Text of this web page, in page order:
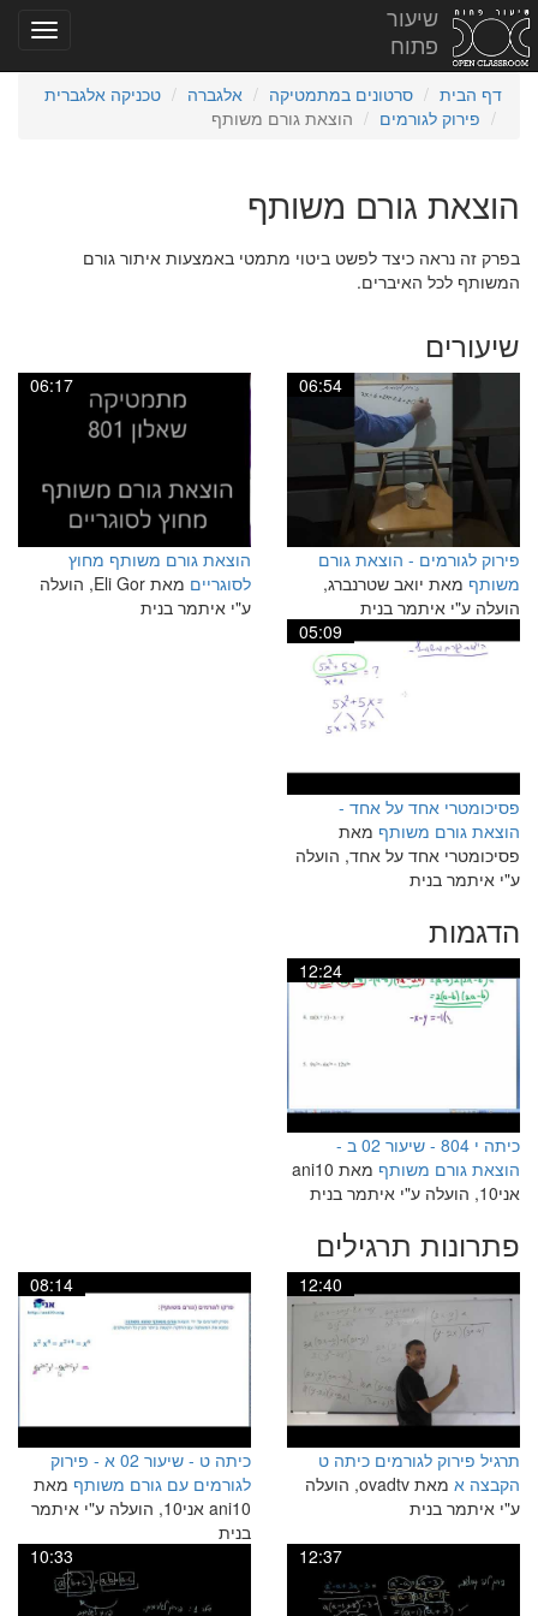
שיעור
פתוח
דף הבית סרטונים במתמטיקה אלגברה
טכניקה אלגברית
פירוק לגורמים
הוצאת גורם משותף
הוצאת גורם משותף
בפרק זה נראה כיצד לפשט ביטוי מתמטי באמצעות איתור גורם
המשותף לכל האיברים.
שיעורים
06:54
פירוק לגורמים - הוצאת גורם
משותף מאת יואב שטרנברג,
הועלה ע"י איתמר בנית
06:17
הוצאת גורם משותף מחוץ
לסוגריים
מאת Eli Gor, הועלה
ע"י איתמר בנית
05:09
פסיכומטרי אחד על אחד -
הוצאת גורם משותף מאת
פסיכומטרי אחד על אחד, הועלה
ע"י איתמר בנית
הדגמות
12:24
כיתה י 804 - שיעור 02 ב -
הוצאת גורם משותף
מאת ani10
אני10, הועלה ע"י איתמר בנית
פתרונות תרגילים
12:40
תרגיל פירוק לגורמים כיתה ט
הקבצה א
מאת ovadtv, הועלה
ע"י איתמר בנית
08:14
כיתה ט - שיעור 02 א - פירוק
לגורמים עם גורם משותף מאת
ani10 אני10, הועלה ע"י איתמר
בנית
12:37
10:33